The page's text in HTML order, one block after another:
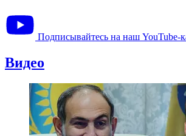
Подписывайтесь на наш YouTube-
Видео